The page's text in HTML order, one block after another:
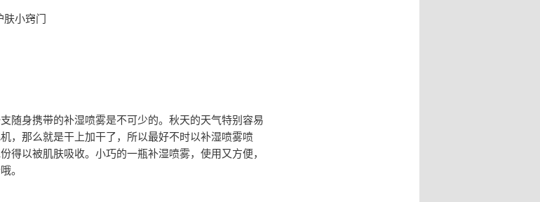
小窍门
随身携带的补湿喷雾是不可少的。秋天的天气特别容易
，那么就是干上加干了，所以最好不时以补湿喷雾喷
得以被肌肤吸收。小巧的一瓶补湿喷雾，使用又方便，
。